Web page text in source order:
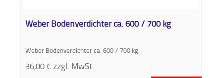
Angebote
Weber Bodenverdichter ca. 600 / 700 kg
Weber Bodenverdichter ca. 600 / 700 kg
36,00€ zzgl. MwSt.